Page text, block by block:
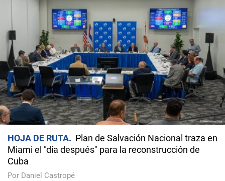
HOJA DE RUTA
Plan de Salvación Nacional traza en
Miami el "día después" para la reconstrucción de
Cuba
Por Daniel Castropé